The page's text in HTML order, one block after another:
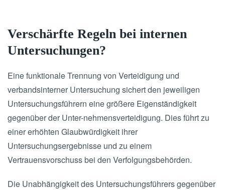
Verschärfte Regeln bei internen
Untersuchungen?
Eine funktionale Trennung von Verteidigung und
verbandsinterner Untersuchung sichert den jeweiligen
Untersuchungsführern eine größere Eigenständigkeit
gegenüber der Unter-nehmensverteidigung. Dies führt zu
einer erhöhten Glaubwürdigkeit ihrer
Untersuchungsergebnisse und zu einem
Vertrauensvorschuss bei den Verfolgungsbehörden.
Die Unabhängigkeit des Untersuchungsführers gegenüber